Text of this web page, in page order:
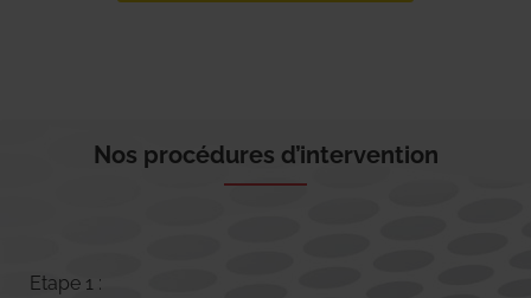
Nos procédures d’intervention
Etape 1 :